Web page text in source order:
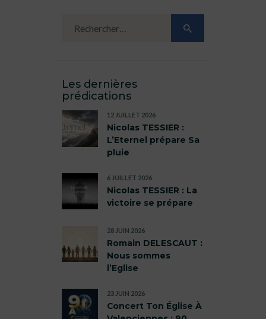
Les dernières
prédications
Nicolas TESSIER :
L’Eternel prépare Sa
pluie
12 JUILLET 2026
Nicolas TESSIER : La
victoire se prépare
6 JUILLET 2026
Romain DELESCAUT :
Nous sommes
l’Eglise
28 JUIN 2026
Concert Ton Église À
23 JUIN 2026